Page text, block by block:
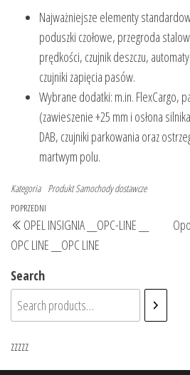
Najważniejsze elementy
poduszki czołowe, przegroda
prędkości, czujnik deszczu,
czujniki zapięcia pasów.
Wybrane dodatki: m.in. FlexCargo,
(zawieszenie +25 mm i osłona
DAB, czujniki parkowania oraz
martwym polu.
Kategoria ProduktSamochody dostawcze
Nawigacja
wpisu
Poprzedni
wpis
POPRZEDNI
OPEL INSIGNIA __OPC-LINE __
OPC LINE __OPC LINE
Search
zzzzz